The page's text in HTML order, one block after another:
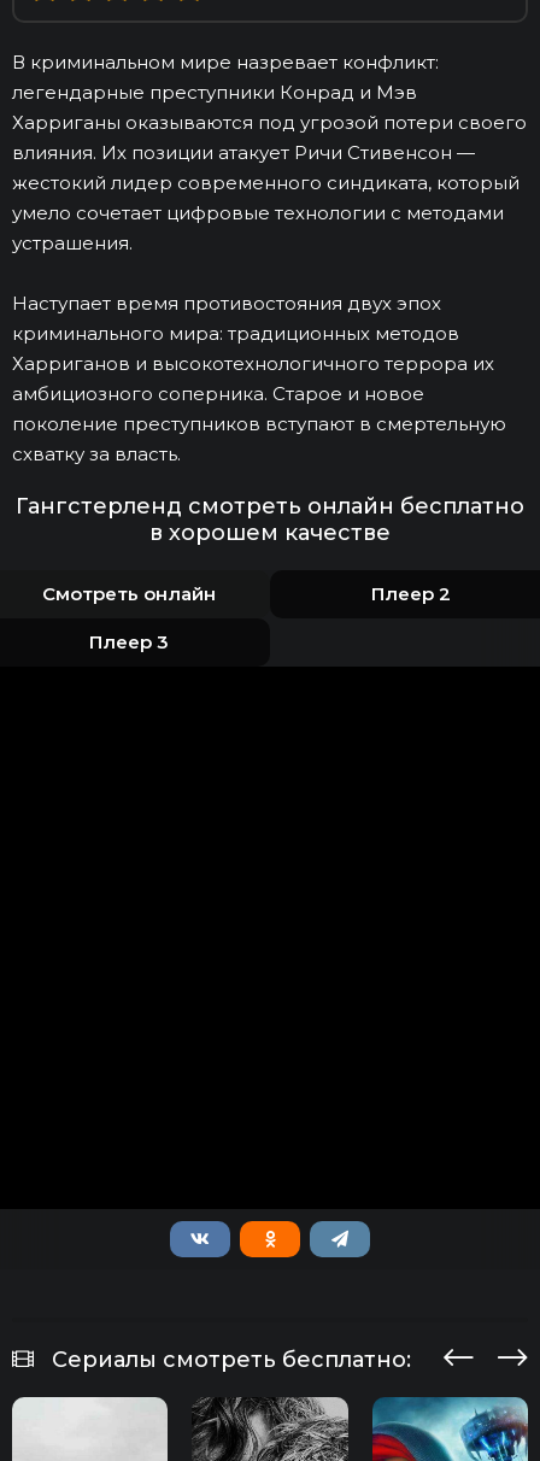
В криминальном мире назревает конфликт:
легендарные преступники Конрад и Мэв
Харриганы оказываются под угрозой потери своего
влияния. Их позиции атакует Ричи Стивенсон —
жестокий лидер современного синдиката, который
умело сочетает цифровые технологии с методами
устрашения.
Наступает время противостояния двух эпох
криминального мира: традиционных методов
Харриганов и высокотехнологичного террора их
амбициозного соперника. Старое и новое
поколение преступников вступают в смертельную
схватку за власть.
Гангстерленд смотреть онлайн бесплатно
в хорошем качестве
Смотреть онлайн Плеер 2
Плеер 3
Сериалы смотреть бесплатно: